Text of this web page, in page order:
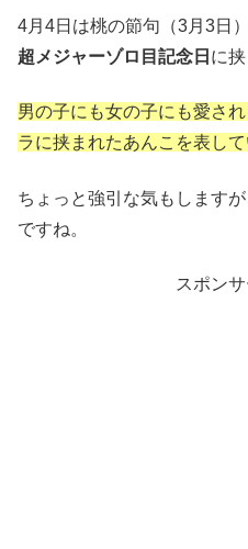
4月4日は桃の節句（3月3日
超メジャーゾロ目記念日 に
男の子にも女の子にも愛さ
ラに挟まれたあんこを表し
ちょっと強引な気もします
ですね。
スポン